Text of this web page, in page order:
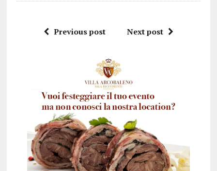
Previous post Next post